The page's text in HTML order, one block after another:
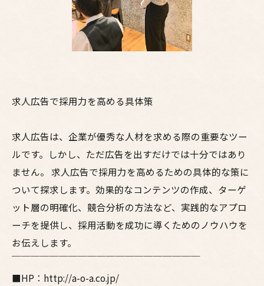
求人広告で採用力を高める具体策
求人広告は、企業が優秀な人材を求める際の重要なツー
ルです。しかし、ただ広告を出すだけでは十分ではあり
ません。 求人広告で採用力を高めるための具体的な策に
ついて探求します。効果的なコンテンツの作成、ターゲ
ット層の明確化、競合分析の方法など、実践的なアプロ
ーチを提供し、採用活動を成功に導くためのノウハウを
お伝えします。
￣￣￣￣￣￣￣￣￣￣￣￣￣￣￣￣￣￣￣￣
■HP：http://a-o-a.co.jp/